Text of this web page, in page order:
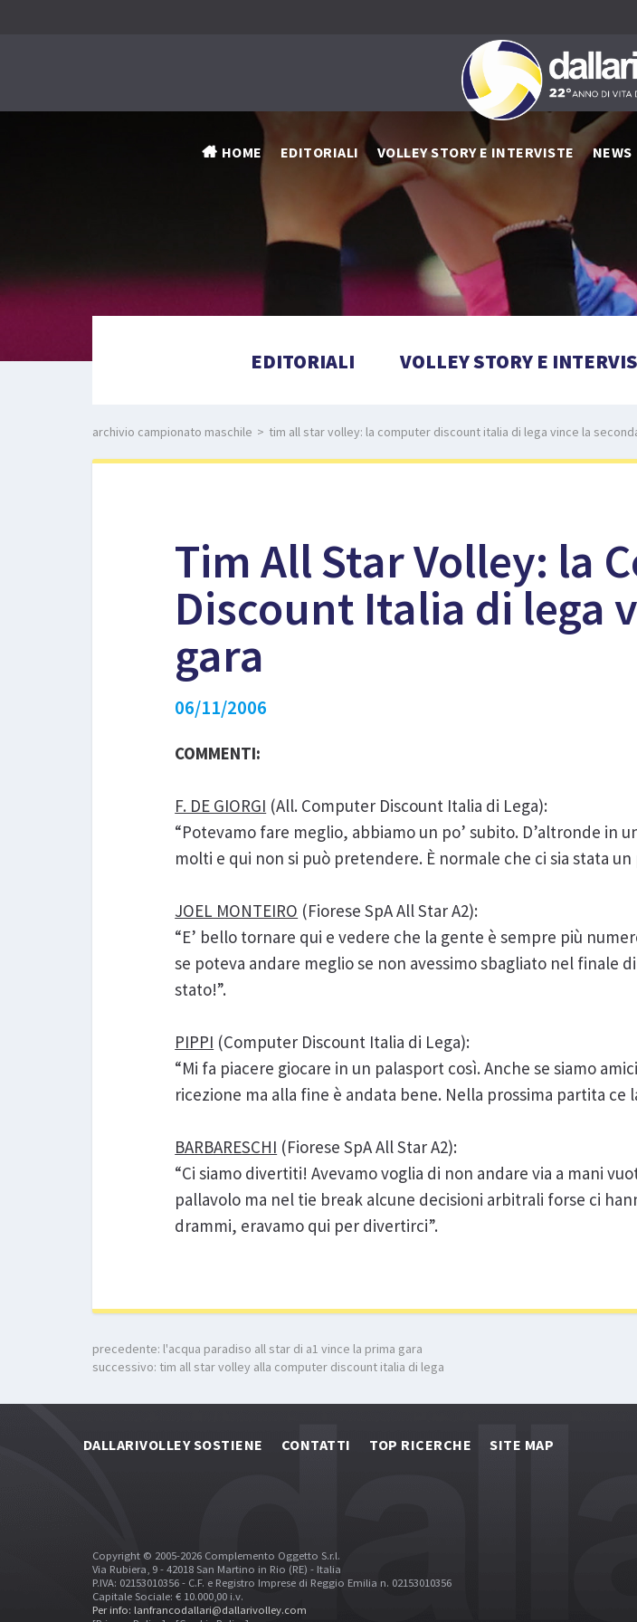
HOME EDITORIALI VOLLEY STORY E INTERVISTE NEWS
EDITORIALI VOLLEY STORY E
archivio campionato maschile > tim all star volley: la computer discount italia di lega vince la
Tim All Star Volley: la
Discount Italia di lega
gara
06/11/2006
COMMENTI:
F. DE GIORGI (All. Computer Discount Italia di Lega):
“Potevamo fare meglio, abbiamo un po’ subito. D’altronde in
molti e qui non si può pretendere. È normale che ci sia stata
JOEL MONTEIRO (Fiorese SpA All Star A2):
“E’ bello tornare qui e vedere che la gente è sempre più
se poteva andare meglio se non avessimo sbagliato nel finale
stato!”.
PIPPI (Computer Discount Italia di Lega):
“Mi fa piacere giocare in un palasport così. Anche se siamo
ricezione ma alla fine è andata bene. Nella prossima partita
BARBARESCHI (Fiorese SpA All Star A2):
“Ci siamo divertiti! Avevamo voglia di non andare via a mani
pallavolo ma nel tie break alcune decisioni arbitrali forse ci
drammi, eravamo qui per divertirci”.
precedente: l'acqua paradiso all star di a1 vince la prima gara
successivo: tim all star volley alla computer discount italia di lega
DALLARIVOLLEY SOSTIENE CONTATTI TOP RICERCHE SITE MAP
Copyright © 2005-2026 Complemento Oggetto S.r.l.
Via Rubiera, 9 - 42018 San Martino in Rio (RE) - Italia
P.IVA: 02153010356 - C.F. e Registro Imprese di Reggio Emilia n. 02153010356
Capitale Sociale: € 10.000,00 i.v.
Per info: lanfrancodallari@dallarivolley.com